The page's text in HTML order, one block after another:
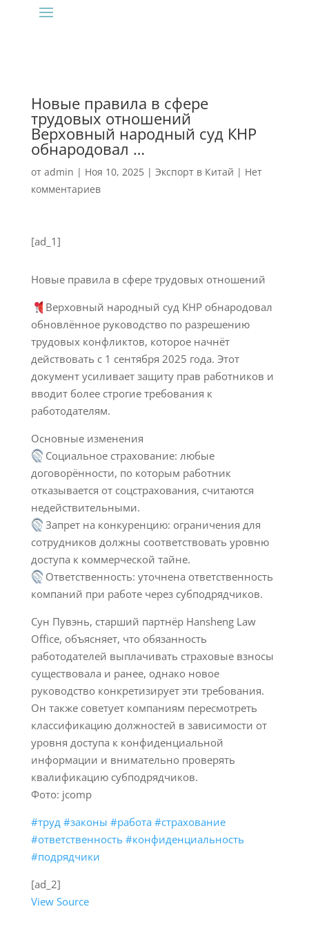
Новые правила в сфере
трудовых отношений
Верховный народный суд КНР
обнародовал …
от admin | Ноя 10, 2025| Экспорт в Китай | Нет
комментариев
[ad_1]
Новые правила в сфере трудовых отношений
Верховный народный суд КНР обнародовал
обновлённое руководство по разрешению
трудовых конфликтов, которое начнёт
действовать с 1 сентября 2025 года. Этот
документ усиливает защиту прав работников и
вводит более строгие требования к
работодателям.
Основные изменения
Социальное страхование: любые
договорённости, по которым работник
отказывается от соцстрахования, считаются
недействительными.
Запрет на конкуренцию: ограничения для
сотрудников должны соответствовать уровню
доступа к коммерческой тайне.
Ответственность: уточнена ответственность
компаний при работе через субподрядчиков.
Сун Пувэнь, старший партнёр Hansheng Law
Office, объясняет, что обязанность
работодателей выплачивать страховые взносы
существовала и ранее, однако новое
руководство конкретизирует эти требования.
Он также советует компаниям пересмотреть
классификацию должностей в зависимости от
уровня доступа к конфиденциальной
информации и внимательно проверять
квалификацию субподрядчиков.
Фото: jcomp
#труд #законы #работа #страхование
#ответственность #конфиденциальность
#подрядчики
[ad_2]
View Source